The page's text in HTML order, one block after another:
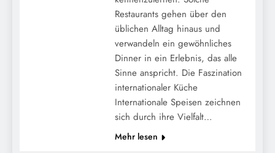
Restaurants gehen über den
üblichen Alltag hinaus und
verwandeln ein gewöhnliches
Dinner in ein Erlebnis, das alle
Sinne anspricht. Die Faszination
internationaler Küche
Internationale Speisen zeichnen
sich durch ihre Vielfalt…
Mehr lesen